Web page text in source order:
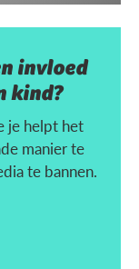
invloed
kind?
je helpt het
manier te
te bannen.